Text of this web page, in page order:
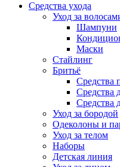
Средства ухода
Уход за
Шампуни
Маски
Стайлинг
Бритьё
Средства
Средства
Средства
Уход за бородой
Одеколоны и
Уход за телом
Наборы
Детская линия